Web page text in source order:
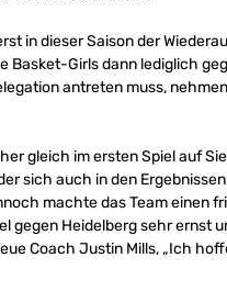
in dieser Saison der
Basket-Girls dann lediglich
antreten muss,
gleich im ersten Spiel auf
sich auch in den
machte das Team einen
gegen Heidelberg sehr ernst
Coach Justin Mills, „Ich